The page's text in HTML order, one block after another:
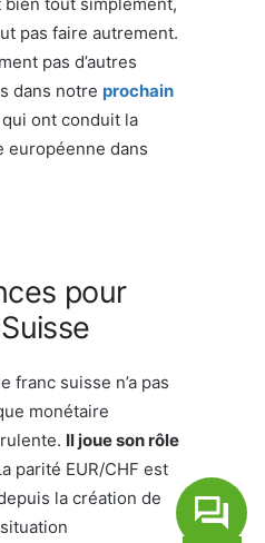
pas faire autrement.
pas d’autres
dans notre prochain
ont conduit la
européenne dans
pour
franc suisse n’a pas
monétaire
Il joue son rôle
parité EUR/CHF est
la création de
situation